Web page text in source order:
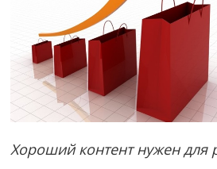
Хороший контент нужен для